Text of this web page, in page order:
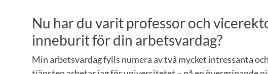
Nu har du varit professor och
inneburit för din arbetsvardag?
Min arbetsvardag fylls numera av två mycket intressanta